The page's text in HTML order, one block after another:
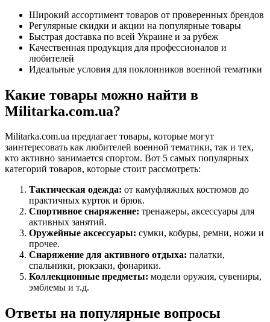
Широкий ассортимент товаров от проверенных брендов
Регулярные скидки и акции на популярные товары
Быстрая доставка по всей Украине и за рубеж
Качественная продукция для профессионалов и
любителей
Идеальные условия для поклонников военной тематики
Какие товары можно найти в
Militarka.com.ua?
Militarka.com.ua предлагает товары, которые могут
заинтересовать как любителей военной тематики, так и тех,
кто активно занимается спортом. Вот 5 самых популярных
категорий товаров, которые стоит рассмотреть:
Тактическая одежда: от камуфляжных костюмов до
практичных курток и брюк.
Спортивное снаряжение: тренажеры, аксессуары для
активных занятий.
Оружейные аксессуары: сумки, кобуры, ремни, ножи и
прочее.
Снаряжение для активного отдыха: палатки,
спальники, рюкзаки, фонарики.
Коллекционные предметы: модели оружия, сувениры,
эмблемы и т.д.
Ответы на популярные вопросы